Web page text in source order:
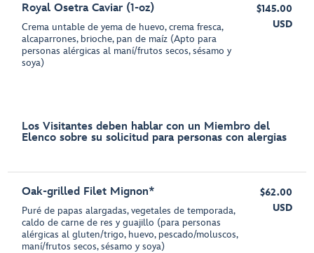
Royal Osetra Caviar (1-oz)
Crema untable de yema de huevo, crema fresca,
alcaparrones, brioche, pan de maíz (Apto para
personas alérgicas al maní/frutos secos, sésamo y
soya)
$145.00
USD
Los Visitantes deben hablar con un Miembro del
Elenco sobre su solicitud para personas con alergias
Oak-grilled Filet Mignon*
Puré de papas alargadas, vegetales de temporada,
caldo de carne de res y guajillo (para personas
alérgicas al gluten/trigo, huevo, pescado/moluscos,
maní/frutos secos, sésamo y soya)
$62.00
USD